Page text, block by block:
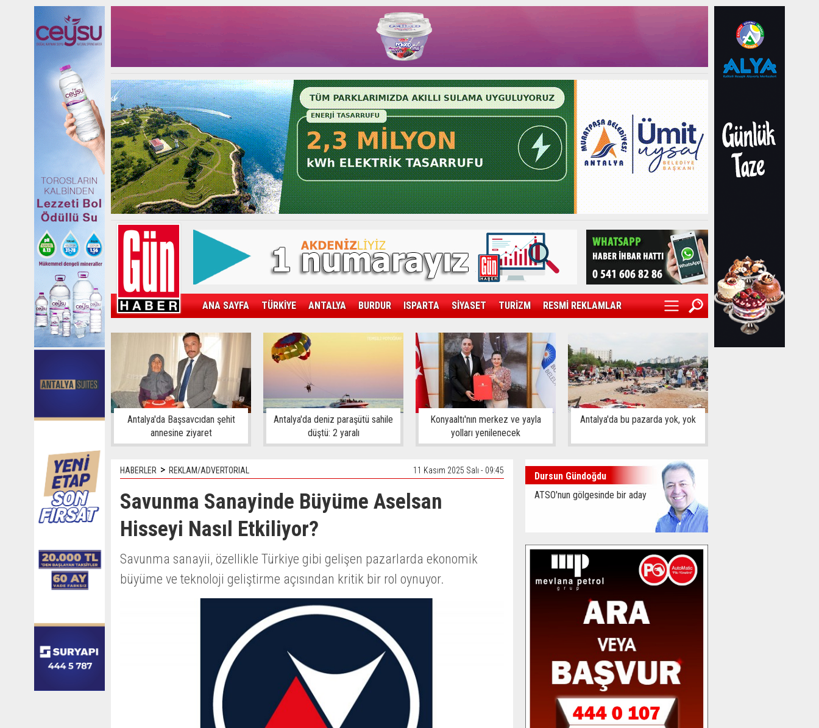
ANA SAYFA TÜRKİYE ANTALYA BURDUR ISPARTA SİYASET TURİZM RESMİ REKLAMLAR
KAMPÜS SPOR GÜN'ÜN ÜRÜNÜ SAĞLIK EKONOMİ DÜNYA
Antalya'da Başsavcıdan şehit
annesine ziyaret
Antalya'da deniz paraşütü sahile
düştü: 2 yaralı
Konyaaltı'nın merkez ve yayla
yolları yenilenecek
Antalya'da bu pazarda yok, yok
HABERLER > REKLAM/ADVERTORIAL 11 Kasım 2025 Salı - 09:45
Savunma Sanayinde Büyüme Aselsan
Hisseyi Nasıl Etkiliyor?
Savunma sanayii, özellikle Türkiye gibi gelişen pazarlarda ekonomik
büyüme ve teknoloji geliştirme açısından kritik bir rol oynuyor.
Dursun Gündoğdu
ATSO'nun gölgesinde bir aday